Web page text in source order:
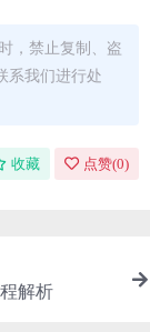
，禁止复制、盗
系我们进行处
收藏 点赞(0)
解析